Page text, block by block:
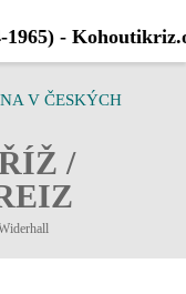
V ČESKÝCH
/
-